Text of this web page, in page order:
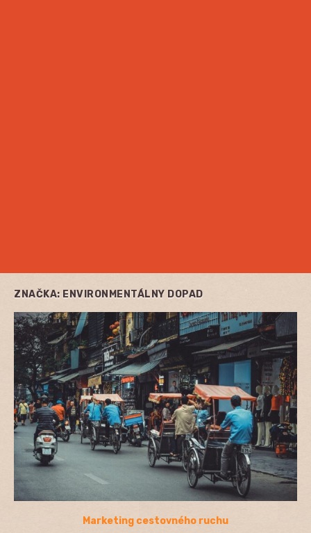
ZNAČKA: ENVIRONMENTÁLNY DOPAD
Marketing cestovného ruchu